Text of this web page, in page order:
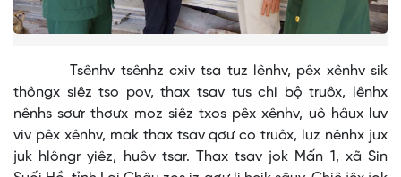
Tsênhv tsênhz cxiv tsa tuz lênhv, pêx xênhv sik
thôngx siêz tso pov, thax tsav tưs chi bộ truôx, lênhx
nênhs sơưr thơưx moz siêz txos pêx xênhv, uô hâux lưv
viv pêx xênhv, mak thax tsav qơư co truôx, luz nênhx jux
juk hlôngr yiêz, huôv tsar. Thax tsav jok Mấn 1, xã Sin